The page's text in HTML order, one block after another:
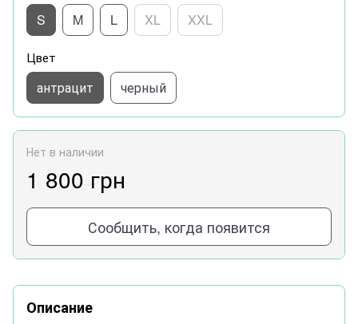
S M L XL XXL
Цвет
антрацит черный
Нет в наличии
1 800 грн
Сообщить, когда появится
Описание